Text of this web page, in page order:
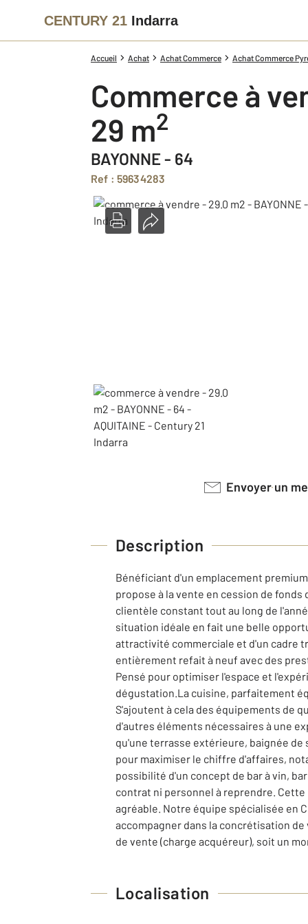
CENTURY 21 Indarra
Accueil Achat Achat Commerce Achat Commerce
Commerce à
29 m2
BAYONNE - 64
Ref : 59634283
Envoyer un
Description
Bénéficiant d'un emplacement
propose à la vente en cession de
clientèle constant tout au long de
situation idéale en fait une belle
attractivité commerciale et d'un cadre
entièrement refait à neuf avec des
Pensé pour optimiser l'espace et
dégustation.La cuisine, parfaitement
S'ajoutent à cela des équipements de
d'autres éléments nécessaires à une
qu'une terrasse extérieure, baignée
pour maximiser le chiffre d'affaires,
possibilité d'un concept de bar à vin,
contrat ni personnel à reprendre.
agréable. Notre équipe spécialisée en
accompagner dans la concrétisation de
de vente (charge acquéreur), soit un
Localisation